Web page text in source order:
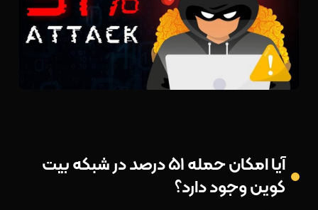
آیا امکان حمله ۵۱ درصد در شبکه بیت
کوین وجود دارد؟